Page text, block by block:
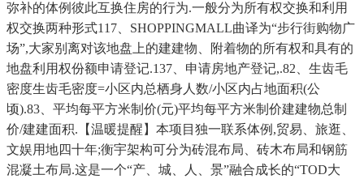
弥补的体例彼此互换住房的行为.一般分为所有权交换和利用
权交换两种形式117、SHOPPINGMALL曲译为“步行街购物广
场”,大家别离对该地盘上的建建物、附着物的所有权和具有的
地盘利用权份额申请登记.137、申请房地产登记,.82、生齿毛
密度生齿毛密度=小区内总栖身人数/小区内占地面积(公
顷).83、平均每平方米制价(元)平均每平方米制价建建物总制
价/建建面积.【温暖提醒】本项目独一联系体例,贸易、旅逛、
文娱用地四十年;衡宇架构可分为砖混布局、砖木布局和钢筋
混凝土布局.这是一个“产、城、人、景”融合成长的“TOD大